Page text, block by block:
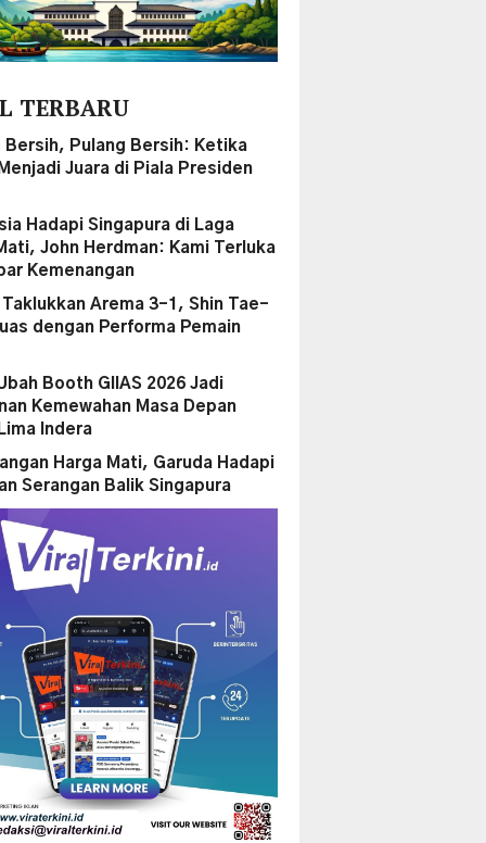
TERBARU
Bersih, Pulang Bersih: Ketika
Juara di Piala Presiden
Hadapi Singapura di Laga
John Herdman: Kami Terluka
Kemenangan
Taklukkan Arema 3-1, Shin Tae-
dengan Performa Pemain
Booth GIIAS 2026 Jadi
Kemewahan Masa Depan
Indera
Harga Mati, Garuda Hadapi
Serangan Balik Singapura